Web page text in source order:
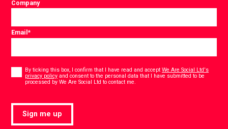
Company
Email*
By ticking this box, I confirm that I have read and acceptWe Are Social Ltd's
privacy policy and consent to the personal data that I have submitted to be
processed by We Are Social Ltd to contact me.
Sign me up